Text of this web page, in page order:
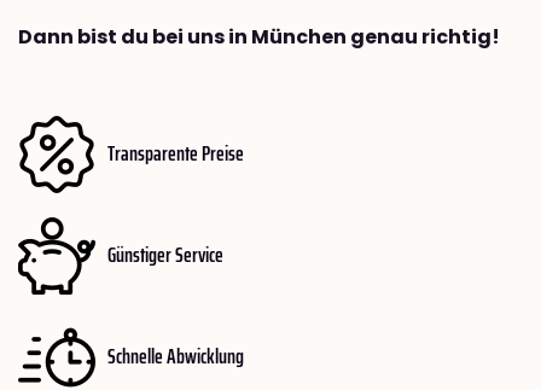
Dann bist du bei uns in München genau richtig!
Transparente Preise
Günstiger Service
Schnelle Abwicklung